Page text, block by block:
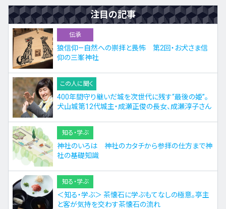
注目の記事
伝承
狼信仰—自然への崇拝と畏怖 第2回・お犬さま信
仰の三峯神社
この人に聞く
400年間守り継いだ城を次世代に残す“最後の姫”。
犬山城第12代城主・成瀬正俊の長女、成瀬淳子さん
知る・学ぶ
神社のいろは 神社のカタチから参拝の仕方まで神
社の基礎知識
知る・学ぶ
＜知る・学ぶ＞ 茶懐石に学ぶもてなしの極意。亭主
と客が気持を交わす茶懐石の流れ